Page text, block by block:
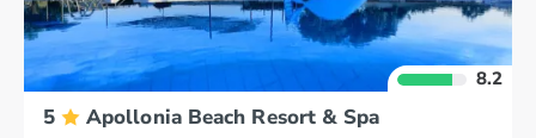
8.2
5 Apollonia Beach Resort & Spa